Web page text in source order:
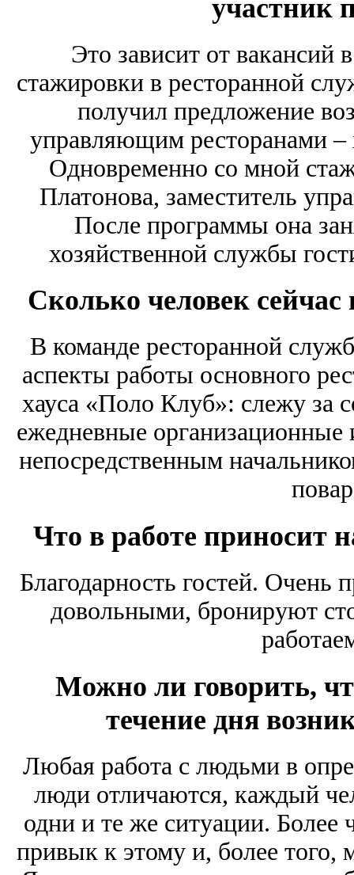
участник
Это зависит от вакансий
стажировки в ресторанной
получил предложение
управляющим ресторанами
Одновременно со мной
Платонова, заместитель
После программы она
хозяйственной службы
Сколько человек
В команде ресторанной
аспекты работы основного
хауса «Поло Клуб»: слежу за
ежедневные
непосредственным
Что в работе приносит
Благодарность гостей. Очень
довольными, бронируют
Можно ли говорить,
течение дня
Любая работа с людьми в
люди отличаются, каждый
одни и те же ситуации. Более
привык к этому и, более того,